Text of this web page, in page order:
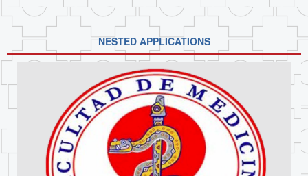
NESTED APPLICATIONS